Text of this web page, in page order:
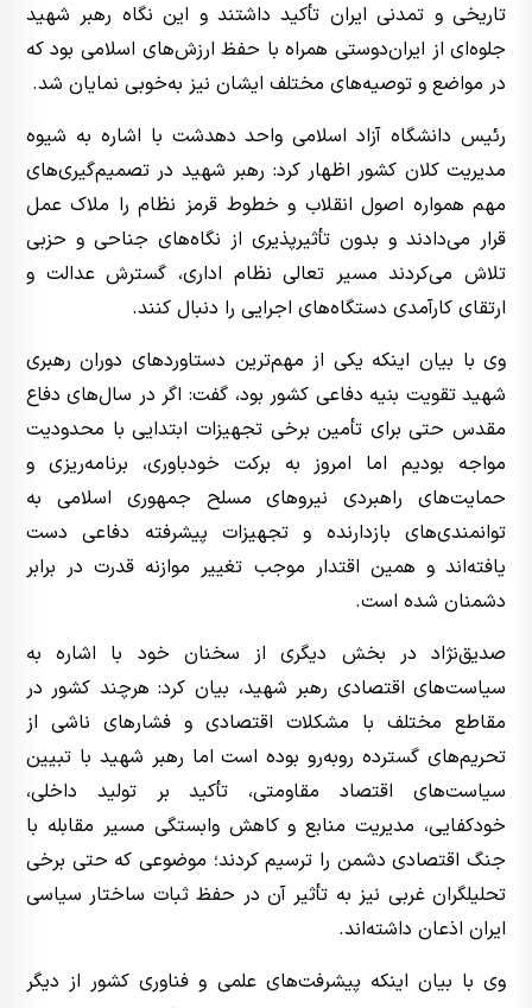
تاریخی و تمدنی ایران تأکید داشتند و این نگاه رهبر شهید
جلوه‌ای از ایران‌دوستی همراه با حفظ ارزش‌های اسلامی بود که
در مواضع و توصیه‌های مختلف ایشان نیز به‌خوبی نمایان شد.
رئیس دانشگاه آزاد اسلامی واحد دهدشت با اشاره به شیوه
مدیریت کلان کشور اظهار کرد: رهبر شهید در تصمیم‌گیری‌های
مهم همواره اصول انقلاب و خطوط قرمز نظام را ملاک عمل
قرار می‌دادند و بدون تأثیرپذیری از نگاه‌های جناحی و حزبی
تلاش می‌کردند مسیر تعالی نظام اداری، گسترش عدالت و
ارتقای کارآمدی دستگاه‌های اجرایی را دنبال کنند.
وی با بیان اینکه یکی از مهم‌ترین دستاوردهای دوران رهبری
شهید تقویت بنیه دفاعی کشور بود، گفت: اگر در سال‌های دفاع
مقدس حتی برای تأمین برخی تجهیزات ابتدایی با محدودیت
مواجه بودیم اما امروز به برکت خودباوری، برنامه‌ریزی و
حمایت‌های راهبردی نیروهای مسلح جمهوری اسلامی به
توانمندی‌های بازدارنده و تجهیزات پیشرفته دفاعی دست
یافته‌اند و همین اقتدار موجب تغییر موازنه قدرت در برابر
دشمنان شده است.
صدیق‌نژاد در بخش دیگری از سخنان خود با اشاره به
سیاست‌های اقتصادی رهبر شهید، بیان کرد: هرچند کشور در
مقاطع مختلف با مشکلات اقتصادی و فشارهای ناشی از
تحریم‌های گسترده روبه‌رو بوده است اما رهبر شهید با تبیین
سیاست‌های اقتصاد مقاومتی، تأکید بر تولید داخلی،
خودکفایی، مدیریت منابع و کاهش وابستگی مسیر مقابله با
جنگ اقتصادی دشمن را ترسیم کردند؛ موضوعی که حتی برخی
تحلیلگران غربی نیز به تأثیر آن در حفظ ثبات ساختار سیاسی
ایران اذعان داشته‌اند.
وی با بیان اینکه پیشرفت‌های علمی و فناوری کشور از دیگر